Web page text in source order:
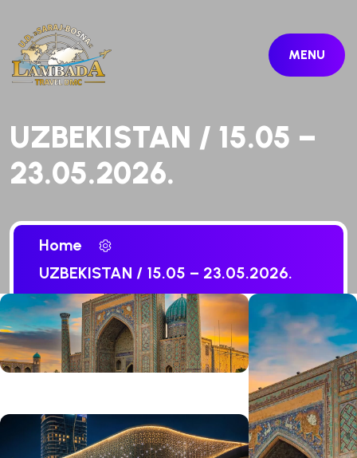
MENU
UZBEKISTAN / 15.05 –
23.05.2026.
Home
UZBEKISTAN / 15.05 – 23.05.2026.